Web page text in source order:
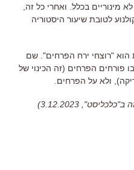
מינוריים בכלל ואחרי כל זה
לטובת שיעור היסטוריה
הוא "רוצחי ירח הפרחים". שם
הפרחים (זה הכינוי של
ולא על הפרחים.
3.12.2023)